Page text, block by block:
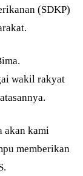
(SDKP)
wakil rakyat
akan kami
memberikan